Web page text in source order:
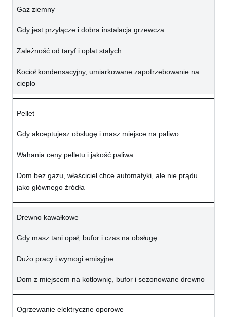
Gaz ziemny
Gdy jest przyłącze i dobra instalacja grzewcza
Zależność od taryf i opłat stałych
Kocioł kondensacyjny, umiarkowane zapotrzebowanie na
ciepło
Pellet
Gdy akceptujesz obsługę i masz miejsce na paliwo
Wahania ceny pelletu i jakość paliwa
Dom bez gazu, właściciel chce automatyki, ale nie prądu
jako głównego źródła
Drewno kawałkowe
Gdy masz tani opał, bufor i czas na obsługę
Dużo pracy i wymogi emisyjne
Dom z miejscem na kotłownię, bufor i sezonowane drewno
Ogrzewanie elektryczne oporowe